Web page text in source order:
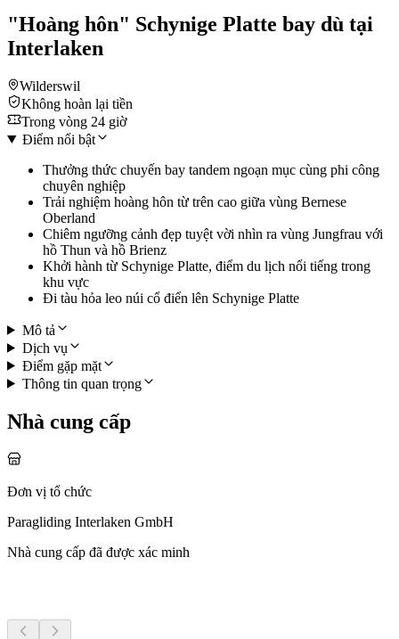
"Hoàng hôn" Schynige Platte bay dù tại
Interlaken
Wilderswil
Không hoàn lại tiền
Trong vòng 24 giờ
Điểm nổi bật
Thưởng thức chuyến bay tandem ngoạn mục cùng phi công
chuyên nghiệp
Trải nghiệm hoàng hôn từ trên cao giữa vùng Bernese
Oberland
Chiêm ngưỡng cảnh đẹp tuyệt vời nhìn ra vùng Jungfrau với
hồ Thun và hồ Brienz
Khởi hành từ Schynige Platte, điểm du lịch nổi tiếng trong
khu vực
Đi tàu hỏa leo núi cổ điển lên Schynige Platte
Mô tả
Dịch vụ
Điểm gặp mặt
Thông tin quan trọng
Nhà cung cấp
Đơn vị tổ chức
Paragliding Interlaken GmbH
Nhà cung cấp đã được xác minh